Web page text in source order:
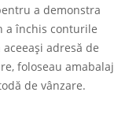
a demonstra
a închis conturile
adresă de
foloseau amabalaj
de vânzare.